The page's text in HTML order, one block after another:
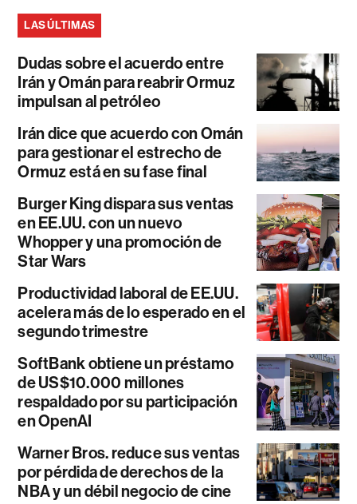
LAS ÚLTIMAS
Dudas sobre el acuerdo entre
Irán y Omán para reabrir Ormuz
impulsan al petróleo
Irán dice que acuerdo con Omán
para gestionar el estrecho de
Ormuz está en su fase final
Burger King dispara sus ventas
en EE.UU. con un nuevo
Whopper y una promoción de
Star Wars
Productividad laboral de EE.UU.
acelera más de lo esperado en el
segundo trimestre
SoftBank obtiene un préstamo
de US$10.000 millones
respaldado por su participación
en OpenAI
Warner Bros. reduce sus ventas
por pérdida de derechos de la
NBA y un débil negocio de cine